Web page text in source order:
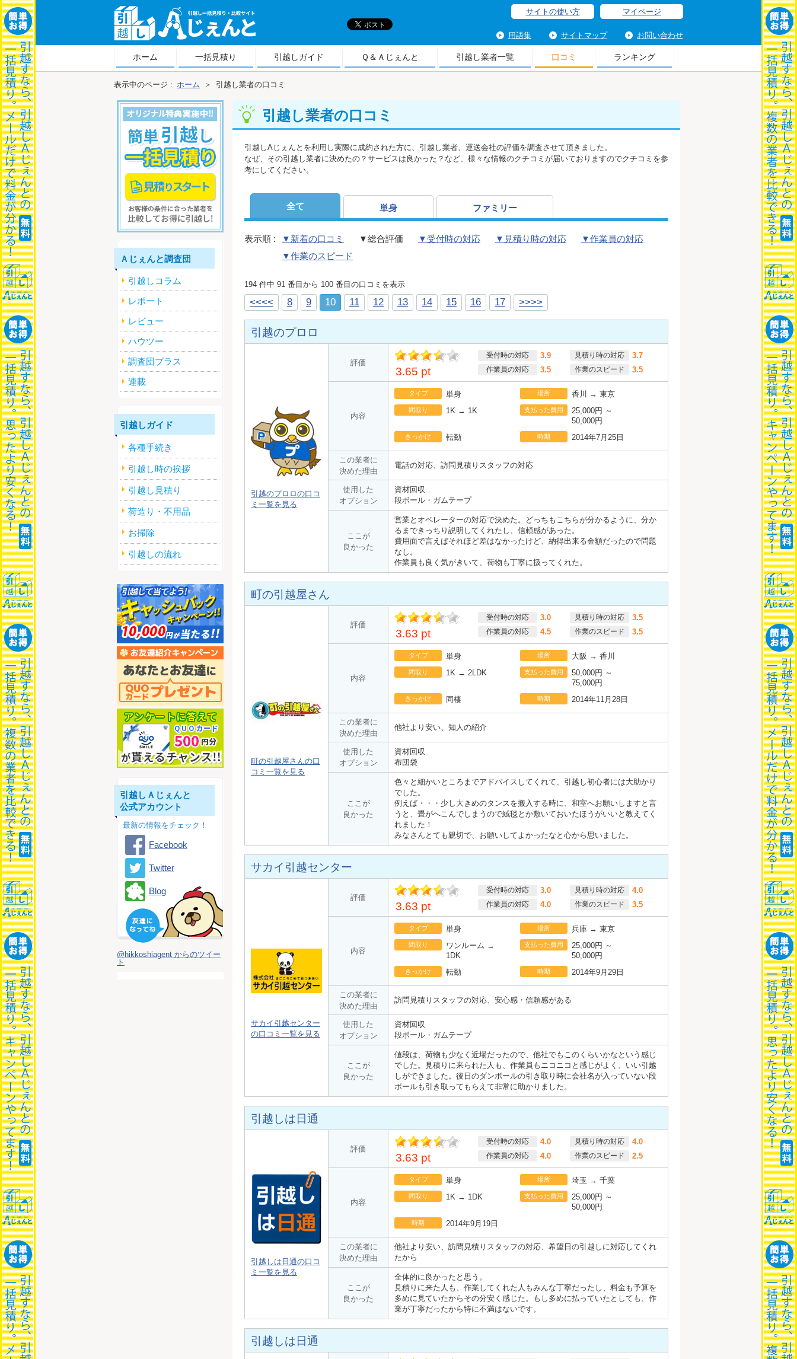
越しＡじぇんと
サイトの使い方 マイページ
用語集 サイトマップ お問い合わせ
ホーム 一括見積り 引越しガイド Ｑ＆Ａじぇんと 引越し業者一覧 口コミ ランキング
表示中のページ : ホーム ＞ 引越し業者の口コミ
引越し業者の口コミ
引越しAじぇんとを利用し実際に成約された方に、引越し業者、運送会社の評価を調査させて頂きました。
なぜ、その引越し業者に決めたの？サービスは良かった？など、様々な情報のクチコミが届いておりますのでクチコミを参
考にしてください。
全て 単身 ファミリー
表示順 : ▼新着の口コミ ▼総合評価 ▼受付時の対応 ▼見積り時の対応
▼作業員の対応
▼作業のスピード
194 件中 91 番目から 100 番目の口コミを表示
<<<< 8 9 10 11 12 13 14 15 16 17 >>>>
引越のプロロ
引越のプロロの口コ
ミ一覧を見る
評価
ポ
イント
3.65 pt
受付時の対応 3.9 見積り時の対応 3.7
作業員の対応 3.5 作業のスピード 3.5
内容
タイプ 単身 場所 香川 → 東京
間取り 1K → 1K 支払った費用
25,000円 ～
50,000円
きっかけ 転勤 時期 2014年7月25日
この業者に
決めた理由
電話の対応、訪問見積りスタッフの対応
使用した
オプション
資材回収
段ボール・ガムテープ
ここが
良かった
営業とオペレーターの対応で決めた。どっちもこちらが分かるように、分か
るまできっちり説明してくれたし、信頼感があった。
費用面で言えばそれほど差はなかったけど、納得出来る金額だったので問題
なし。
作業員も良く気がきいて、荷物も丁寧に扱ってくれた。
町の引越屋さん
町の引越屋さんの口
コミ一覧を見る
評価
ポ
イント
3.63 pt
受付時の対応 3.0 見積り時の対応 3.5
作業員の対応 4.5 作業のスピード 3.5
内容
タイプ 単身 場所 大阪 → 香川
間取り 1K → 2LDK 支払った費用
50,000円 ～
75,000円
きっかけ 同棲 時期 2014年11月28日
この業者に
決めた理由
他社より安い、知人の紹介
使用した
オプション
資材回収
布団袋
ここが
良かった
色々と細かいところまでアドバイスしてくれて、引越し初心者には大助かり
でした。
例えば・・・少し大きめのタンスを搬入する時に、和室へお願いしますと言
うと、畳がへこんでしまうので絨毯とか敷いておいたほうがいいと教えてく
れました！
みなさんとても親切で、お願いしてよかったなと心から思いました。
サカイ引越センター
サカイ引越センター
の口コミ一覧を見る
評価
ポ
イント
3.63 pt
受付時の対応 3.0 見積り時の対応 4.0
作業員の対応 4.0 作業のスピード 3.5
内容
タイプ 単身 場所 兵庫 → 東京
間取り
ワンルーム →
1DK
支払った費用
25,000円 ～
50,000円
きっかけ 転勤 時期 2014年9月29日
この業者に
決めた理由
訪問見積りスタッフの対応、安心感・信頼感がある
使用した
オプション
資材回収
段ボール・ガムテープ
ここが
良かった
値段は、荷物も少なく近場だったので、他社でもこのくらいかなという感じ
でした。見積りに来られた人も、作業員もニコニコと感じがよく、いい引越
しができました。後日のダンボールの引き取り時に会社名が入っていない段
ボールも引き取ってもらえて非常に助かりました。
引越しは日通
引越しは日通の口コ
ミ一覧を見る
評価
ポ
イント
3.63 pt
受付時の対応 4.0 見積り時の対応 4.0
作業員の対応 4.0 作業のスピード 2.5
内容
タイプ 単身 場所 埼玉 → 千葉
間取り 1K → 1DK 支払った費用
25,000円 ～
50,000円
時期 2014年9月19日
この業者に
決めた理由
他社より安い、訪問見積りスタッフの対応、希望日の引越しに対応してくれ
たから
ここが
良かった
全体的に良かったと思う。
見積りに来た人も、作業してくれた人もみんな丁寧だったし、料金も予算を
多めに見ていたからその分安く感じた。もし多めに払っていたとしても、作
業が丁寧だったから特に不満はないです。
引越しは日通
Ａじぇんと調査団
引越しコラム
レポート
レビュー
ハウツー
調査団プラス
連載
引越しガイド
各種手続き
引越し時の挨拶
引越し見積り
荷造り・不用品
お掃除
引越しの流れ
引越しＡじぇんと
公式アカウント
最新の情報をチェック！
Facebook
Twitter
Blog
@hikkoshiagent からのツイー
ト